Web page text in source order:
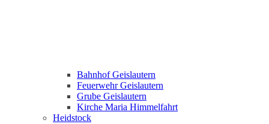
Bahnhof Geislautern
Feuerwehr Geislautern
Grube Geislautern
Kirche Maria Himmelfahrt
Heidstock